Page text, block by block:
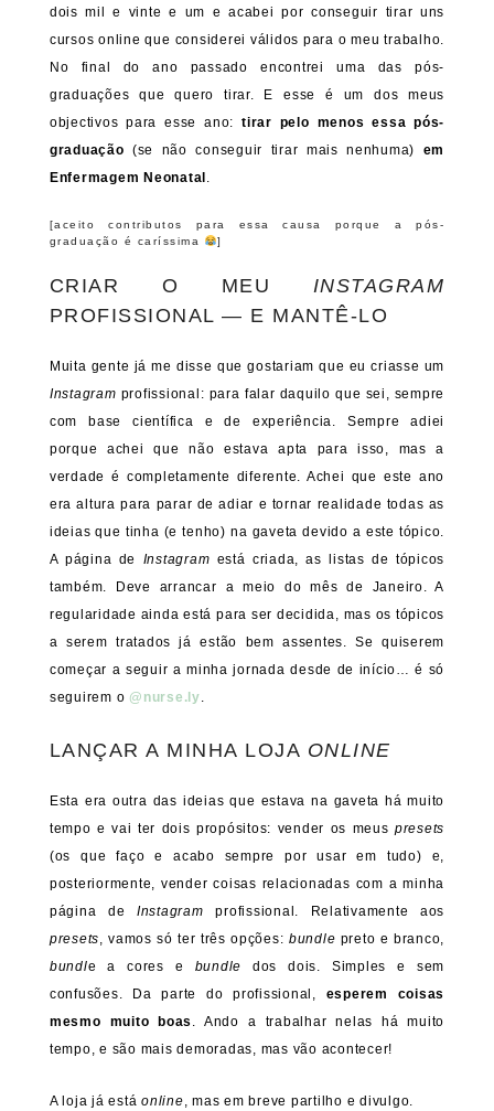
dois mil e vinte e um e acabei por conseguir tirar uns
cursos online que considerei válidos para o meu trabalho.
No final do ano passado encontrei uma das pós-
graduações que quero tirar. E esse é um dos meus
objectivos para esse ano: tirar pelo menos essa pós-
graduação (se não conseguir tirar mais nenhuma) em
Enfermagem Neonatal .
[aceito contributos para essa causa porque a pós-
graduação é caríssima
]
CRIAR O MEU INSTAGRAM
PROFISSIONAL — E MANTÊ-LO
Muita gente já me disse que gostariam que eu criasse um
Instagram profissional: para falar daquilo que sei, sempre
com base científica e de experiência. Sempre adiei
porque achei que não estava apta para isso, mas a
verdade é completamente diferente. Achei que este ano
era altura para parar de adiar e tornar realidade todas as
ideias que tinha (e tenho) na gaveta devido a este tópico.
A página de Instagram está criada, as listas de tópicos
também. Deve arrancar a meio do mês de Janeiro. A
regularidade ainda está para ser decidida, mas os tópicos
a serem tratados já estão bem assentes. Se quiserem
começar a seguir a minha jornada desde de início… é só
seguirem o @nurse.ly.
LANÇAR A MINHA LOJA ONLINE
Esta era outra das ideias que estava na gaveta há muito
tempo e vai ter dois propósitos: vender os meus presets
(os que faço e acabo sempre por usar em tudo) e,
posteriormente, vender coisas relacionadas com a minha
página de Instagram profissional. Relativamente aos
presets, vamos só ter três opções: bundle preto e branco,
bundle a cores e bundle dos dois. Simples e sem
confusões. Da parte do profissional, esperem coisas
mesmo muito boas . Ando a trabalhar nelas há muito
tempo, e são mais demoradas, mas vão acontecer!
A loja já estáonline, mas em breve partilho e divulgo.